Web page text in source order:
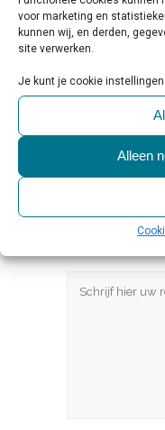
voor marketing en
kunnen wij, en derden,
site verwerken.
Je kunt je cookie
Alleen